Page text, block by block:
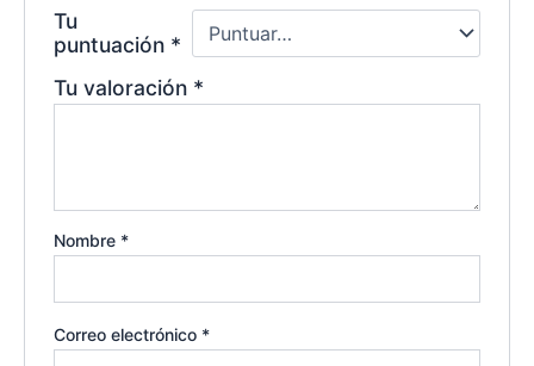
Tu
puntuación *
Tu valoración *
Nombre *
Correo electrónico *